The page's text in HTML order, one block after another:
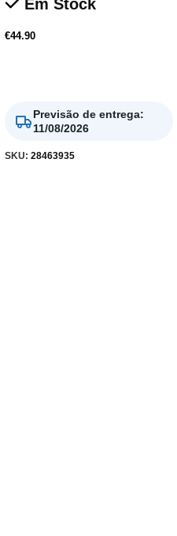
Em Stock
€44.90
Previsão de entrega:
11/08/2026
SKU: 28463935